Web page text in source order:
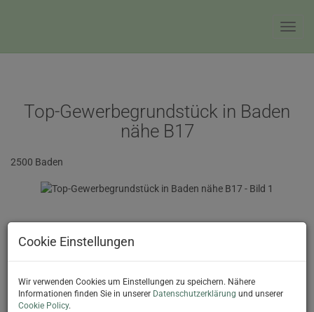
Top-Gewerbegrundstück in Baden
nähe B17
2500 Baden
Cookie Einstellungen
Wir verwenden Cookies um Einstellungen zu speichern. Nähere
Informationen finden Sie in unserer Datenschutzerklärung und unserer
Cookie Policy.